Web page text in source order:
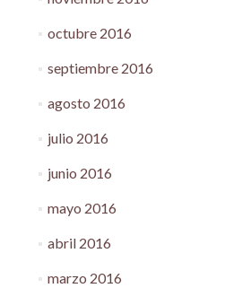
octubre 2016
septiembre 2016
agosto 2016
julio 2016
junio 2016
mayo 2016
abril 2016
marzo 2016